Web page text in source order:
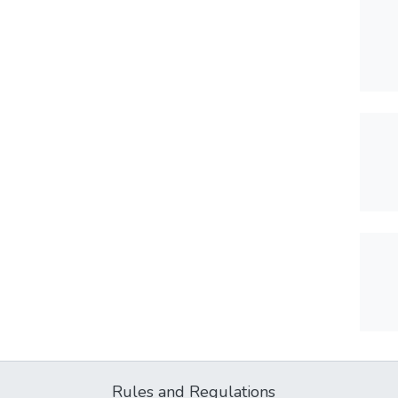
Rules and Regulations